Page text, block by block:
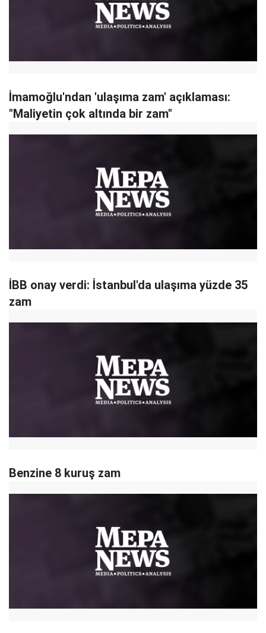
İmamoğlu'ndan 'ulaşıma zam' açıklaması:
"Maliyetin çok altında bir zam"
İBB onay verdi: İstanbul'da ulaşıma yüzde 35
zam
Benzine 8 kuruş zam